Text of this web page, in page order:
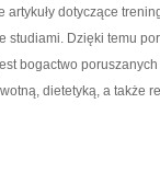
artykuły dotyczące
studiami. Dzięki temu
bogactwo
dietetyką, a także